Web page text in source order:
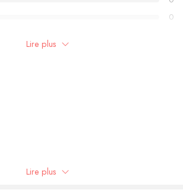
0
Write a review
Lire plus
Lire plus